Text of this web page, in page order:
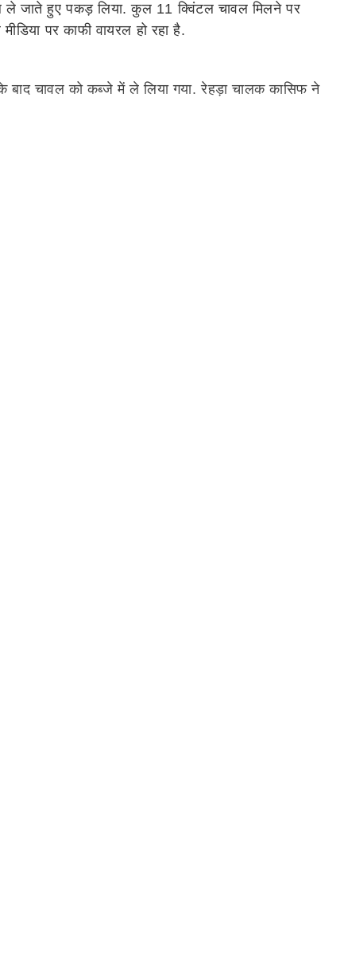
ले जाते हुए पकड़ लिया. कुल 11क्विंटल चावल मिलने पर
मीडिया पर काफीवायरल हो रहा है.
बाद चावल को कब्जे में ले लिया गया.रेहड़ाचालककासिफने